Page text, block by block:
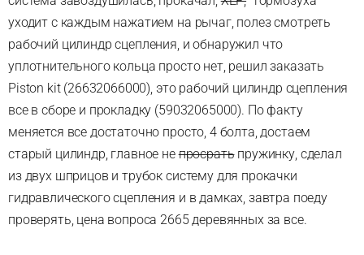
уходит с каждым нажатием на рычаг, полез смотреть
рабочий цилиндр сцепления, и обнаружил что
уплотнительного кольца просто нет, решил заказать
Piston kit (26632066000), это рабочий цилиндр сцепления
все в сборе и прокладку (59032065000). По факту
меняется все достаточно просто, 4 болта, достаем
старый цилиндр, главное непросратьпружинку, сделал
из двух шприцов и трубок систему для прокачки
гидравлического сцепления и в дамках, завтра поеду
проверять, цена вопроса 2665 деревянных за все.